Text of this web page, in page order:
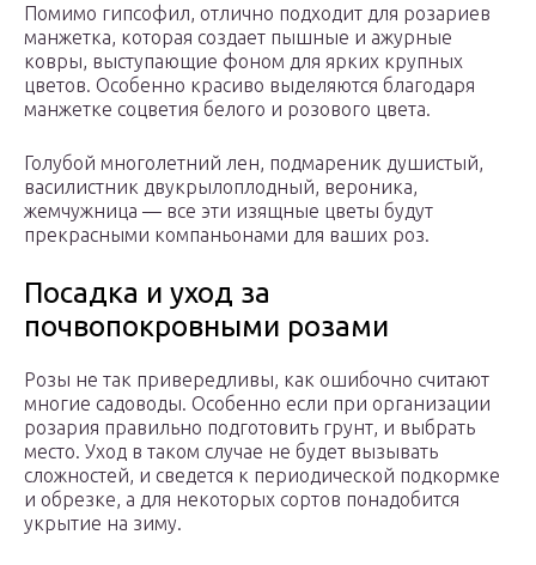
Помимо гипсофил, отлично подходит для розариев
манжетка, которая создает пышные и ажурные
ковры, выступающие фоном для ярких крупных
цветов. Особенно красиво выделяются благодаря
манжетке соцветия белого и розового цвета.
Голубой многолетний лен, подмареник душистый,
василистник двукрылоплодный, вероника,
жемчужница — все эти изящные цветы будут
прекрасными компаньонами для ваших роз.
Посадка и уход за
почвопокровными розами
Розы не так привередливы, как ошибочно считают
многие садоводы. Особенно если при организации
розария правильно подготовить грунт, и выбрать
место. Уход в таком случае не будет вызывать
сложностей, и сведется к периодической подкормке
и обрезке, а для некоторых сортов понадобится
укрытие на зиму.